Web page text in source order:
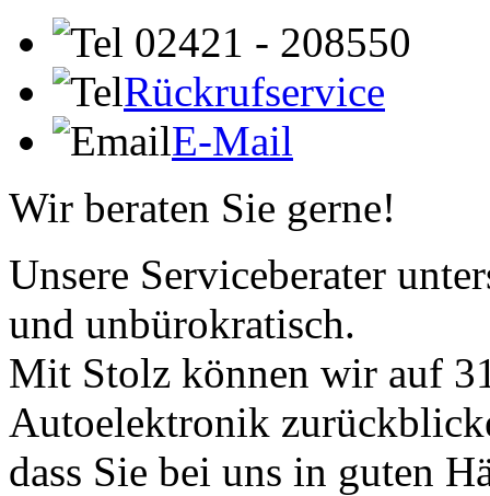
02421 - 208550
Rückrufservice
E-Mail
Wir beraten Sie gerne!
Unsere Serviceberater
und unbürokratisch.
Mit Stolz können wir auf
Autoelektronik
dass Sie bei uns in guten